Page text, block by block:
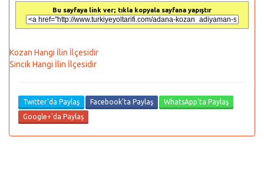
Bu sayfaya link ver; tıkla kopyala sayfana yapıştır
Kozan Hangi İlin İlçesidir
Sincik Hangi İlin İlçesidir
Twitter'da Paylaş Facebook'ta Paylaş
WhatsApp'ta Paylaş
Google+'da Paylaş